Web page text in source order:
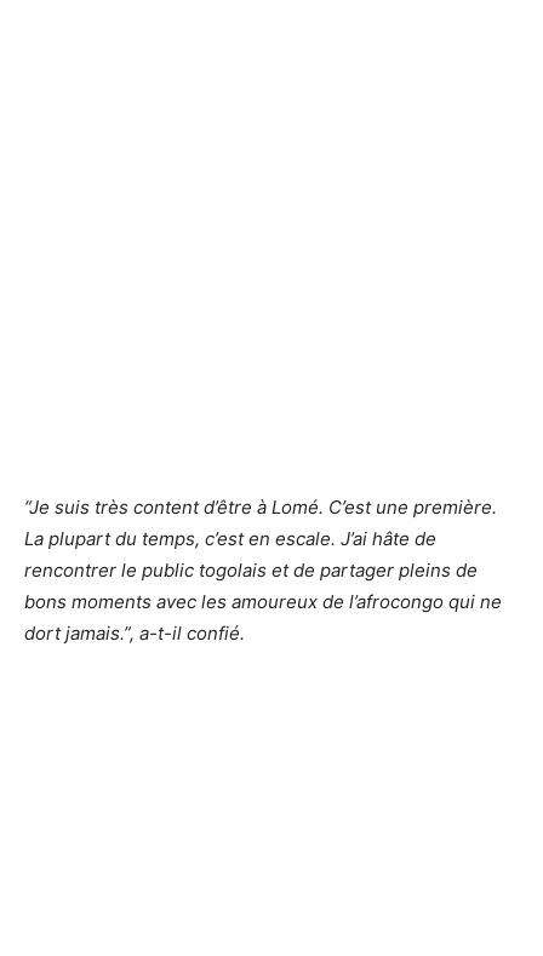
“Je suis très content d’être à Lomé. C’est une première.
La plupart du temps, c’est en escale. J’ai hâte de
rencontrer le public togolais et de partager pleins de
bons moments avec les amoureux de l’afrocongo qui ne
dort jamais.”, a-t-il confié.